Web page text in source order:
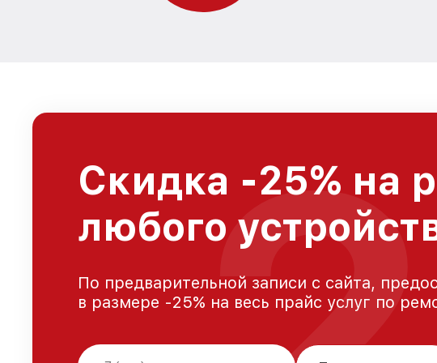
Скидка -25% на
любого
По предварительной записи с сайта,
в размере -25% на весь прайс услуг по